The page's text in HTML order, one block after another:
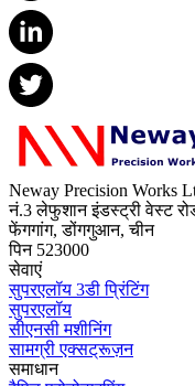
Neway Precision Works
नं.3 लेफुशान इंडस्ट्री वेस्ट
फेंगगांग, डोंगगुआन, चीन
पिन 523000
सेवाएं
सुपरएलॉय 3डी प्रिंटिंग
सुपरएलॉय
सीएनसी मशीनिंग
सामग्री एक्सट्रूज़न
समाधान